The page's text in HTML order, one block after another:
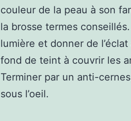
couleur de la peau à son
la brosse termes
lumière et donner de
fond de teint à couvrir les
Terminer par un anti-
sous l’oeil.